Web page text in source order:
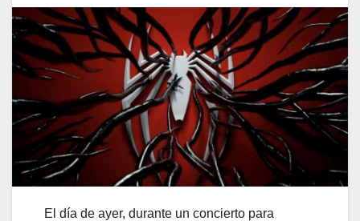
El día de ayer, durante un concierto para